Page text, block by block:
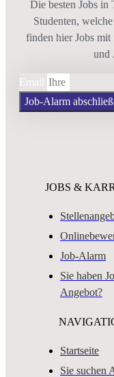
Die besten Jobs
Studenten,
finden hier Jobs
und
Email
Job-Alarm
JOBS &
Job-Alarm
Sie haben
Angebot?
Startseite
Sie suchen